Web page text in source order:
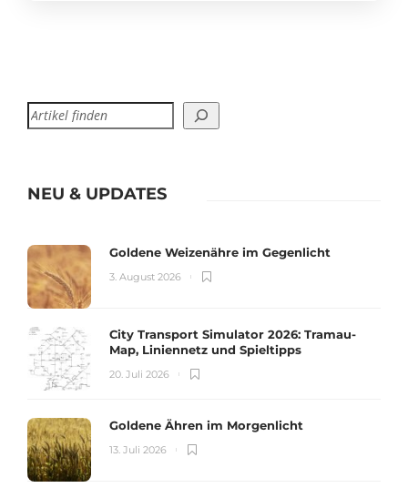
NEU & UPDATES
Goldene Weizenähre im Gegenlicht
3. August 2026
City Transport Simulator 2026: Tramau-
Map, Liniennetz und Spieltipps
20. Juli 2026
Goldene Ähren im Morgenlicht
13. Juli 2026